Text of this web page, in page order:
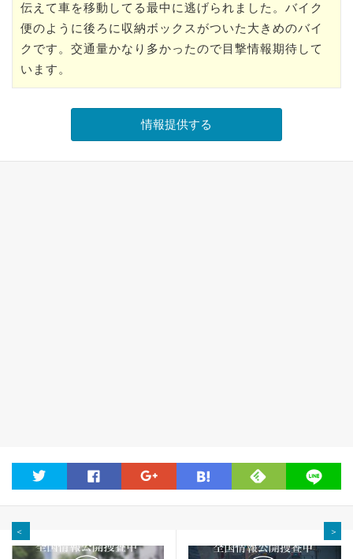
伝えて車を移動してる最中に逃げられました。バイク
便のように後ろに収納ボックスがついた大きめのバイ
クです。交通量かなり多かったので目撃情報期待して
います。
facebook line
＜ ＞